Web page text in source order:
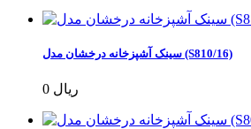
سینک آشپزخانه درخشان مدل (S810/16)
0 ریال